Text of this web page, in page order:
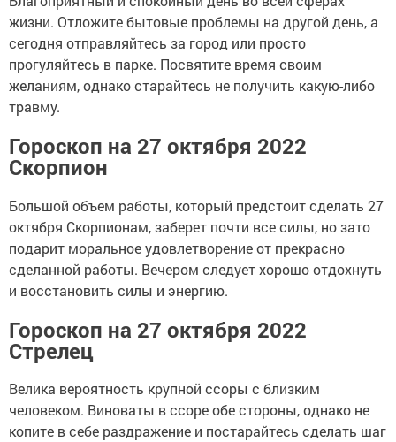
жизни. Отложите бытовые проблемы на другой день, а
сегодня отправляйтесь за город или просто
прогуляйтесь в парке. Посвятите время своим
желаниям, однако старайтесь не получить какую-либо
травму.
Гороскоп на 27 октября 2022
Скорпион
Большой объем работы, который предстоит сделать 27
октября Скорпионам, заберет почти все силы, но зато
подарит моральное удовлетворение от прекрасно
сделанной работы. Вечером следует хорошо отдохнуть
и восстановить силы и энергию.
Гороскоп на 27 октября 2022
Стрелец
Велика вероятность крупной ссоры с близким
человеком. Виноваты в ссоре обе стороны, однако не
копите в себе раздражение и постарайтесь сделать шаг